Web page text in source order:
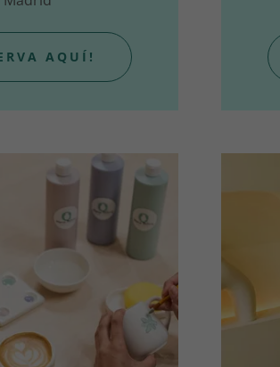
AQUÍ!